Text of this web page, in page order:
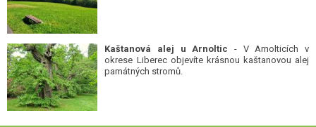
Kaštanová alej u Arnoltic - V Arnolticích v
okrese Liberec objevíte krásnou kaštanovou alej
památných stromů.